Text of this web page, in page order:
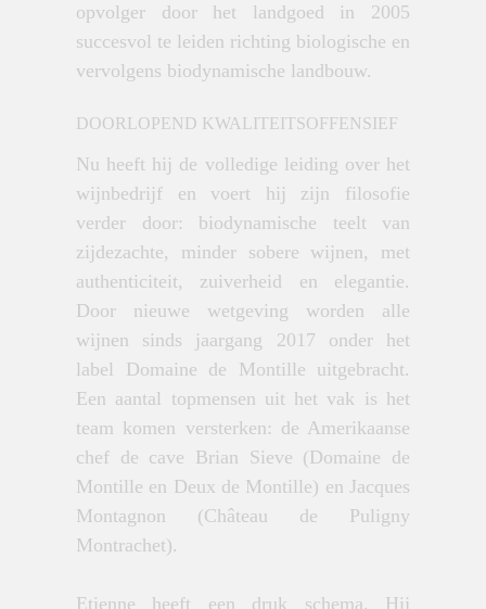
opvolger door het landgoed in 2005
succesvol te leiden richting biologische en
vervolgens biodynamische landbouw.
DOORLOPEND KWALITEITSOFFENSIEF
Nu heeft hij de volledige leiding over het
wijnbedrijf en voert hij zijn filosofie
verder door: biodynamische teelt van
zijdezachte, minder sobere wijnen, met
authenticiteit, zuiverheid en elegantie.
Door nieuwe wetgeving worden alle
wijnen sinds jaargang 2017 onder het
label Domaine de Montille uitgebracht.
Een aantal topmensen uit het vak is het
team komen versterken: de Amerikaanse
chef de cave Brian Sieve (Domaine de
Montille en Deux de Montille) en Jacques
Montagnon (Château de Puligny
Montrachet).
Etienne heeft een druk schema. Hij